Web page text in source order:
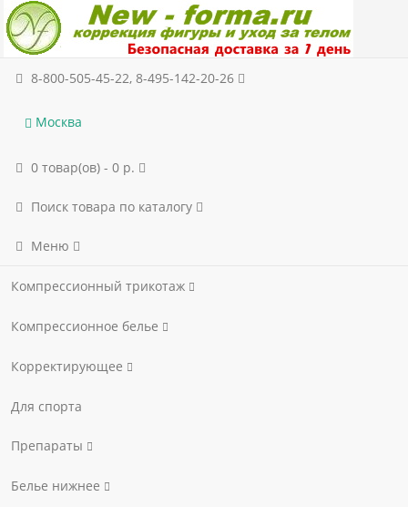
8-800-505-45-22, 8-495-142-20-26
Москва
0 товар(ов) - 0 р.
Поиск товара по каталогу
Меню
Компрессионный трикотаж
Компрессионное белье
Корректирующее
Для спорта
Препараты
Белье нижнее